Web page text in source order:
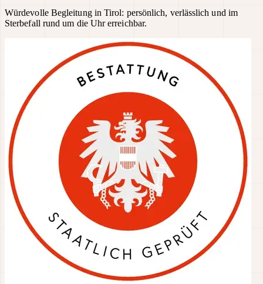
Würdevolle Begleitung in Tirol: persönlich, verlässlich und im
Sterbefall rund um die Uhr erreichbar.